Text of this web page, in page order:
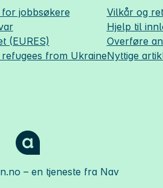
jobbsøkere
(EURES)
from Ukraine
Vilkår og
Hjelp til
Overføre
Nyttige
– en tjeneste fra Nav